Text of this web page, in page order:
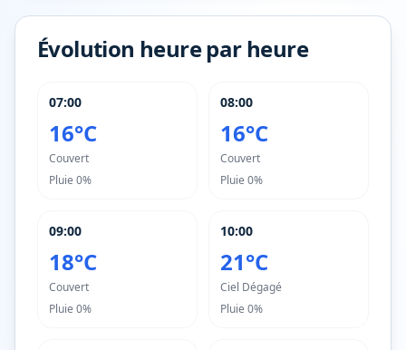
Évolution heure par heure
07:00
16°C
Couvert
Pluie 0%
08:00
16°C
Couvert
Pluie 0%
09:00
18°C
Couvert
Pluie 0%
10:00
21°C
Ciel Dégagé
Pluie 0%